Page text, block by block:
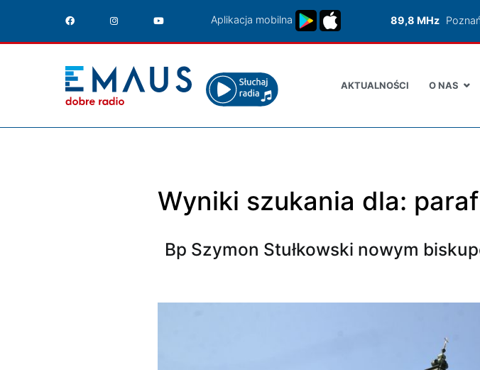
treści
89,8 MHz
Aplikacja mobilna
AKTUALNOŚCI O NAS
Wyniki szukania dla:
Bp Szymon Stułkowski nowym